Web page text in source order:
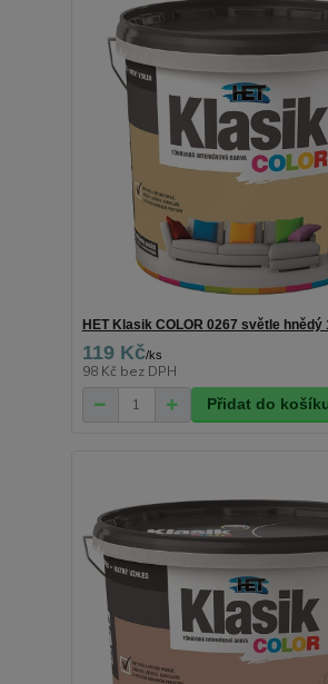
HET Klasik COLOR 0267 světle hnědý
119 Kč/ks
98 Kč bez DPH
Přidat do